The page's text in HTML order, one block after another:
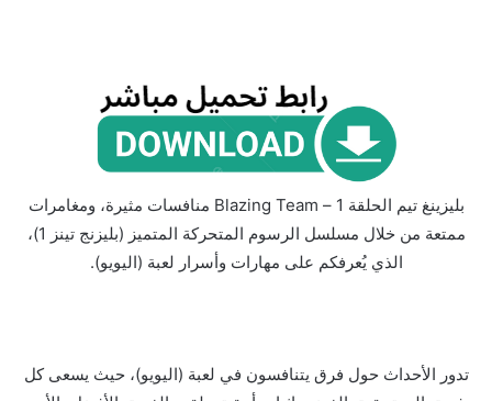
بليزينغ تيم الحلقة 1 – Blazing Team منافسات مثيرة، ومغامرات
ممتعة من خلال مسلسل الرسوم المتحركة المتميز (بليزنج تينز 1)،
الذي يُعرفكم على مهارات وأسرار لعبة (اليويو).
تدور الأحداث حول فرق يتنافسون في لعبة (اليويو)، حيث يسعى كل